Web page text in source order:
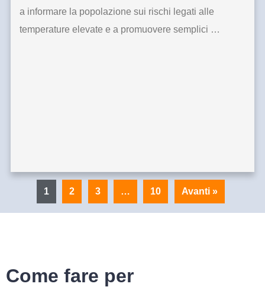
a informare la popolazione sui rischi legati alle
temperature elevate e a promuovere semplici …
1 2 3 … 10 Avanti »
Come fare per